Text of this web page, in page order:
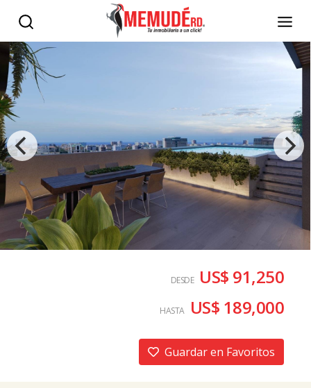
DESDE US$ 91,250
HASTA US$ 189,000
Guardar en Favoritos